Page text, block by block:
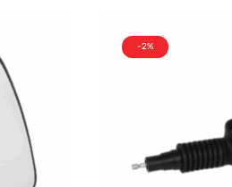
-2%